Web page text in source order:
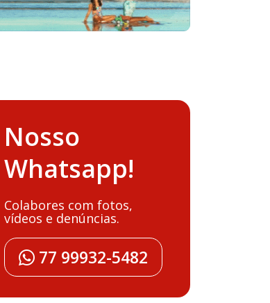
Nosso
Whatsapp!
Colabores com fotos,
vídeos e denúncias.
77 99932-5482